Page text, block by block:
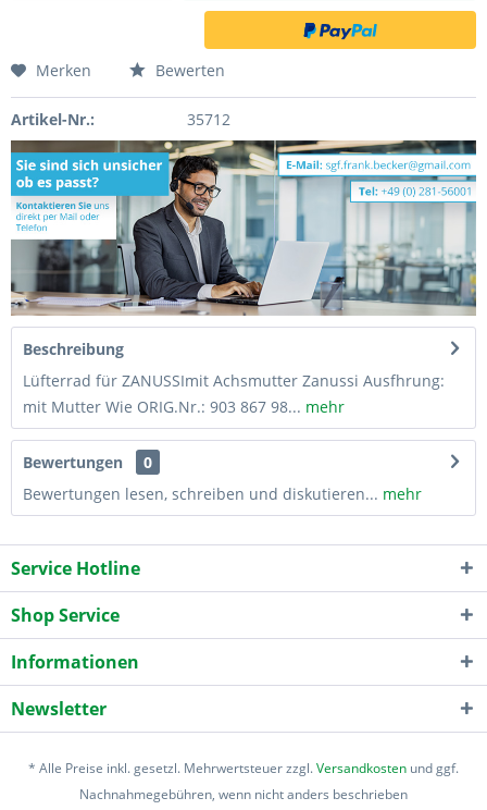
Merken Bewerten
Artikel-Nr.: 35712
Beschreibung
Lüfterrad für ZANUSSImit Achsmutter Zanussi Ausfhrung:
mit Mutter Wie ORIG.Nr.: 903 867 98... mehr
Bewertungen
0
Bewertungen lesen, schreiben und diskutieren... mehr
Service Hotline
Shop Service
Informationen
Newsletter
* Alle Preise inkl. gesetzl. Mehrwertsteuer zzgl.Versandkosten und ggf.
Nachnahmegebühren, wenn nicht anders beschrieben